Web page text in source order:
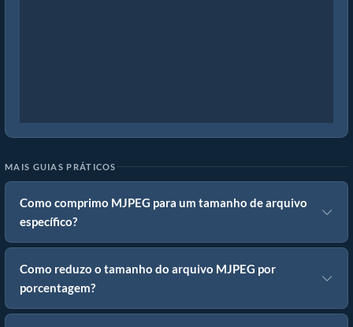
MAIS GUIAS PRÁTICOS
Como comprimo MJPEG para um tamanho de arquivo
específico?
Como reduzo o tamanho do arquivo MJPEG por
porcentagem?